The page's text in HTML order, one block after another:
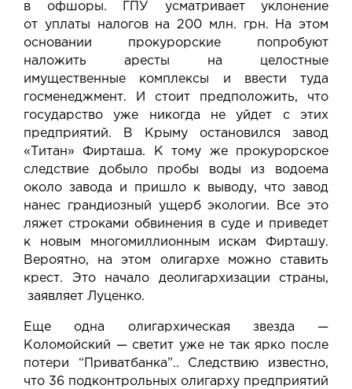
в офшоры. ГПУ усматривает уклонение
от уплаты налогов на 200 млн. грн. На этом
основании прокурорские попробуют
наложить аресты на целостные
имущественные комплексы и ввести туда
госменеджмент. И стоит предположить, что
государство уже никогда не уйдет с этих
предприятий. В Крыму остановился завод
«Титан» Фирташа. К тому же прокурорское
следствие добыло пробы воды из водоема
около завода и пришло к выводу, что завод
нанес грандиозный ущерб экологии. Все это
ляжет строками обвинения в суде и приведет
к новым многомиллионным искам Фирташу.
Вероятно, на этом олигархе можно ставить
крест. Это начало деолигархизации страны,
заявляет Луценко.
Еще одна олигархическая звезда —
Коломойский — светит уже не так ярко после
потери “Приватбанка”.. Следствию известно,
что 36 подконтрольных олигарху предприятий